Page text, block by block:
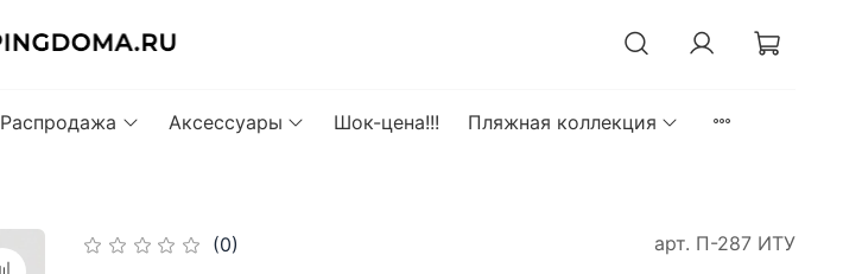
Распродажа Аксессуары Шок-цена!!! Пляжная коллекция
(0) арт. П-287 ИТУ